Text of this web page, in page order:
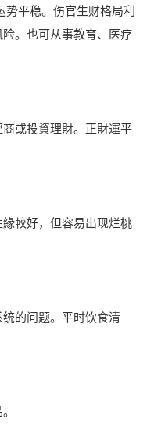
势平稳。伤官生财格局利
。也可从事教育、医疗
或投資理財。正財運平
較好，但容易出现烂桃
的问题。平时饮食清